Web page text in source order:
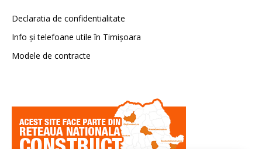
Declaratia de confidentialitate
Info și telefoane utile în Timișoara
Modele de contracte